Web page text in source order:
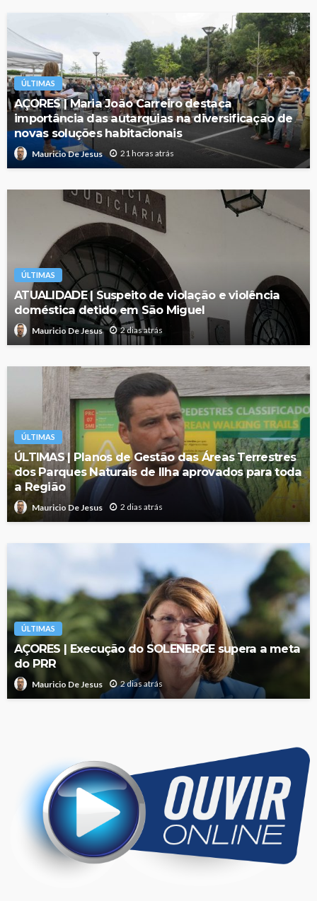
ÚLTIMAS
AÇORES | Maria João Carreiro destaca
importância das autarquias na diversificação de
novas soluções habitacionais
Mauricio De Jesus 21 horas atrás
ÚLTIMAS
ATUALIDADE | Suspeito de violação e violência
doméstica detido em São Miguel
Mauricio De Jesus 2 dias atrás
ÚLTIMAS
ÚLTIMAS | Planos de Gestão das Áreas Terrestres
dos Parques Naturais de Ilha aprovados para toda
a Região
Mauricio De Jesus 2 dias atrás
ÚLTIMAS
AÇORES | Execução do SOLENERGE supera a meta
do PRR
Mauricio De Jesus 2 dias atrás